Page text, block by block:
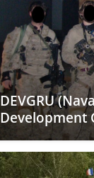
DEVGRU
Development